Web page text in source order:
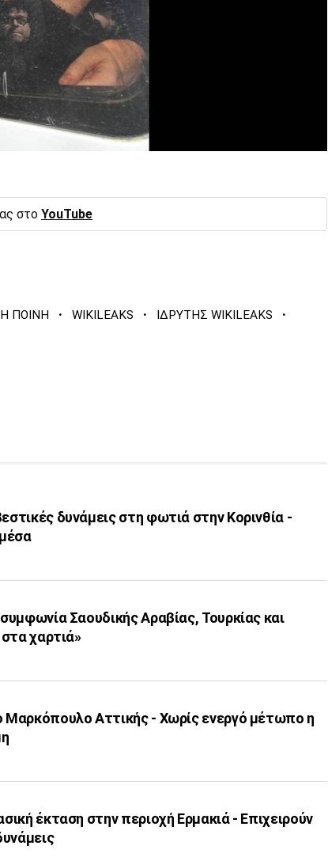
στο YouTube
ΠΟΙΝΗ · WIKILEAKS · ΙΔΡΥΤΗΣ WIKILEAKS ·
δυνάμεις στη φωτιά στην Κορινθία -
Σαουδικής Αραβίας, Τουρκίας και
χαρτιά»
Μαρκόπουλο Αττικής - Χωρίς ενεργό μέτωπο η
έκταση στην περιοχή Ερμακιά - Επιχειρούν